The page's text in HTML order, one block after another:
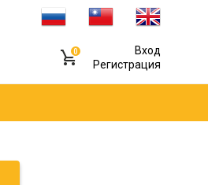
0
Вход
Регистрация